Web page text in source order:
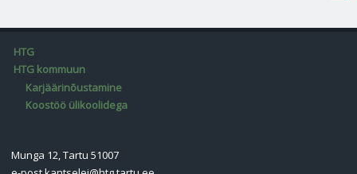
HTG
HTG kommuun
Karjäärinõustamine
Koostöö ülikoolidega
Munga 12, Tartu 51007